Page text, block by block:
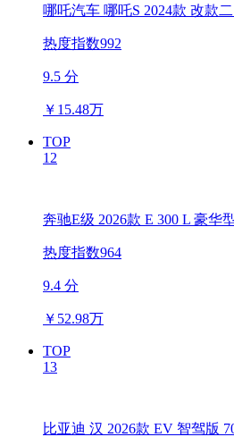
哪吒汽车 哪吒S 2024款 改款
热度指数992
9.5 分
￥ 15.48万
TOP
12
奔驰E级 2026款 E 300 L 豪华
热度指数964
9.4 分
￥ 52.98万
TOP
13
比亚迪 汉 2026款 EV 智驾版